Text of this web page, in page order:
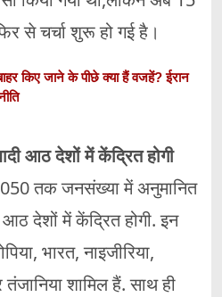
से चर्चा शुरू हो गई है।
किए जाने के पीछे क्या हैं वजहें? ईरान
आठ देशों में केंद्रित होगी
तक जनसंख्या में अनुमानित
देशों में केंद्रित होगी. इन
भारत, नाइजीरिया,
शामिल हैं. साथ ही